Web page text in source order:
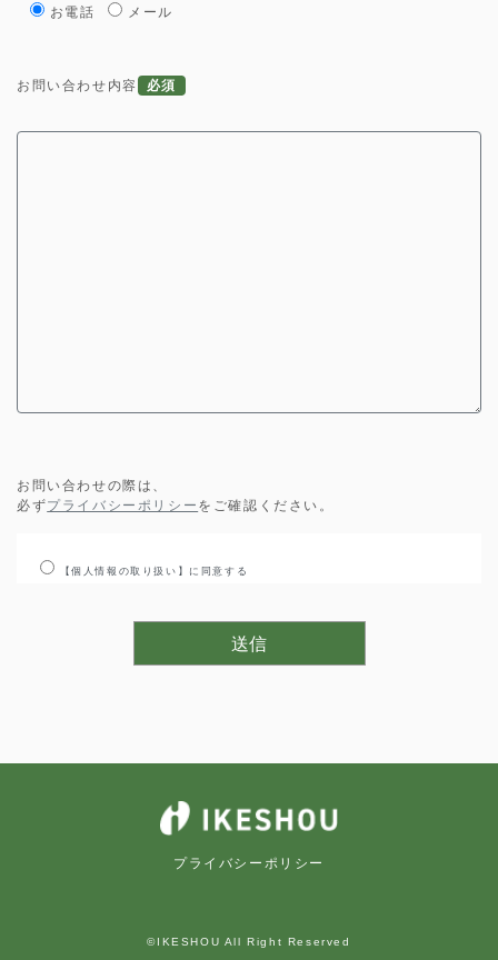
お電話 メール
お問い合わせ内容 必須
お問い合わせの際は、
必ずプライバシーポリシー をご確認ください。
【個人情報の取り扱い】に同意する
プライバシーポリシー
©IKESHOU All Right Reserved